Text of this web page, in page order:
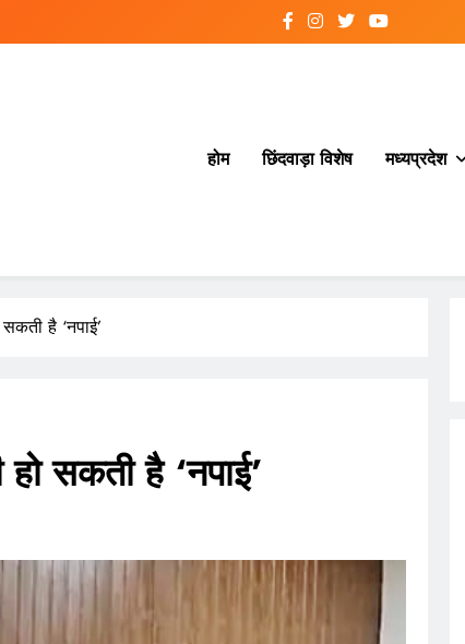
होम छिंदवाड़ा विशेष मध्यप्रदेश
है ‘नपाई’
सकती है ‘नपाई’